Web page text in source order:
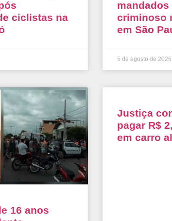
ciclistas na
criminoso
em São
5 de agosto de 2026
16 anos
Justiça
pagar R$
em carro